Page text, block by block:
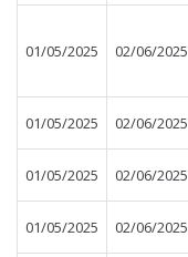
01/05/2025 02/06/2025
01/05/2025 02/06/2025
01/05/2025 02/06/2025
01/05/2025 02/06/2025